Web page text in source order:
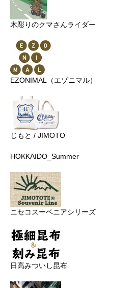
木彫りのクマさんライダー
EZONIMAL（エゾニマル）
じもと / JIMOTO
HOKKAIDO_Summer
ニセコスーベニアシリーズ
日高みついし昆布